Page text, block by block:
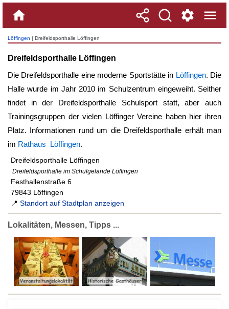
Löffingen | Dreifeldsporthalle Löffingen
Dreifeldsporthalle Löffingen
Die Dreifeldsporthalle eine moderne Sportstätte in Löffingen. Die
Halle wurde im Jahr 2010 im Schulzentrum eingeweiht. Seither
findet in der Dreifeldsporthalle Schulsport statt, aber auch
Trainingsgruppen der vielen Löffinger Vereine haben hier ihren
Platz. Informationen rund um die Dreifeldsporthalle erhält man
im Rathaus Löffingen.
Dreifeldsporthalle Löffingen
Dreifeldsporthalle im Schulgelände Löffingen
Festhallenstraße 6
79843 Löffingen
📍 Standort auf Stadtplan anzeigen
Lokalitäten, Messen, Tipps ...